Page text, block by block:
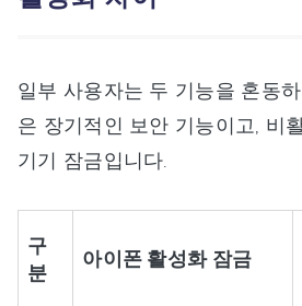
일부 사용자는 두 기능을 혼동
은 장기적인 보안 기능이고, 비
기기 잠금입니다.
구
분
아이폰 활성화 잠금